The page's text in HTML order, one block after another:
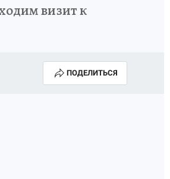
визит к
ПОДЕЛИТЬСЯ